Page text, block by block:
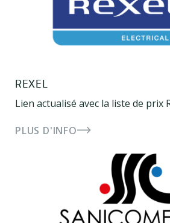
REXEL
Lien actualisé avec la liste de prix
PLUS D'INFO